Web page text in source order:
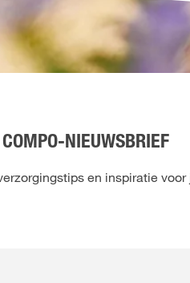
NIEUWSBRIEF
en inspiratie